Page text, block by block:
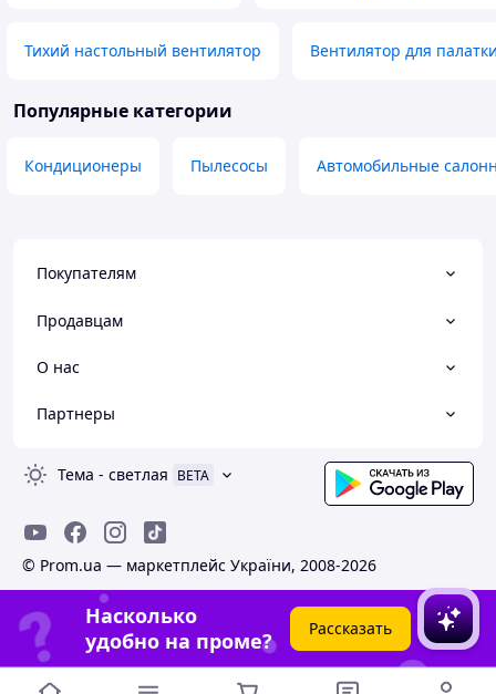
Тихий настольный вентилятор Вентилятор для
Популярные категории
Кондиционеры Пылесосы Автомобильные
Покупателям
Продавцам
О нас
Партнеры
Тема - светлая BETA
© Prom.ua — маркетплейс України, 2008-2026
Насколько
удобно на проме?
Рассказать